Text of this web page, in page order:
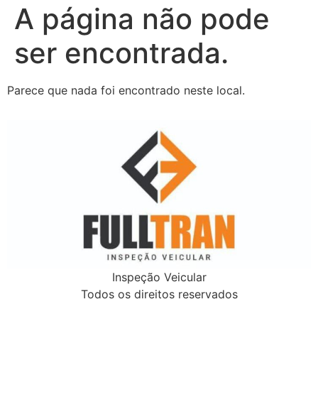
A página não pode
ser encontrada.
Parece que nada foi encontrado neste local.
Inspeção Veicular
Todos os direitos reservados